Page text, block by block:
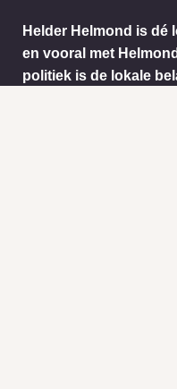
Helder Helmond is dé
en vooral met
politiek is de lokale